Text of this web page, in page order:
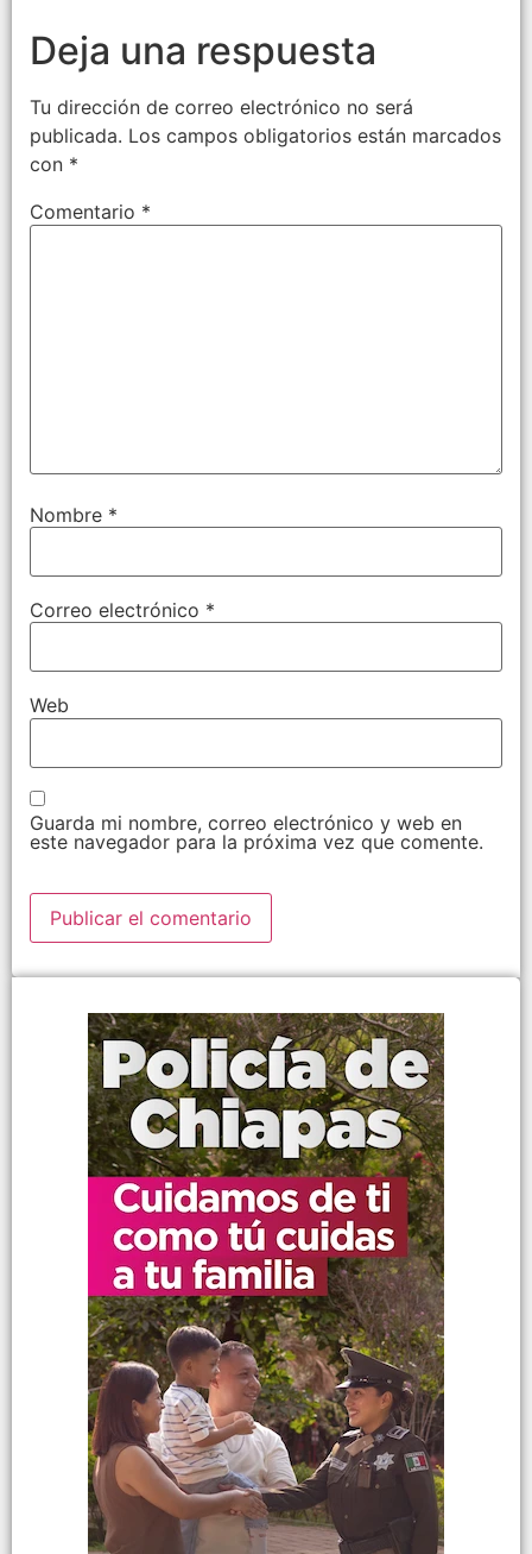
Deja una respuesta
Tu dirección de correo electrónico no será
publicada. Los campos obligatorios están marcados
con *
Comentario *
Nombre *
Correo electrónico *
Web
Guarda mi nombre, correo electrónico y web en
este navegador para la próxima vez que comente.